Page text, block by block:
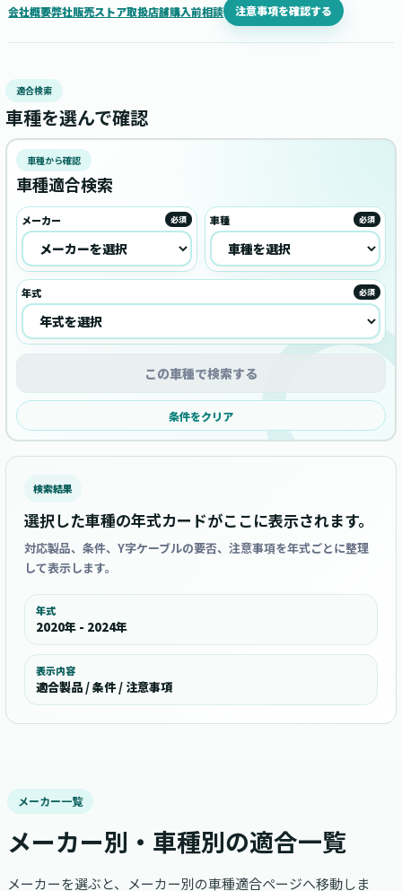
会社概要弊社販売ストア取扱店舗購入前相談 注意事項を確認する
適合検索
車種を選んで確認
車種から確認
車種適合検索
メーカー 必須 車種 必須
年式 必須
この車種で検索する
条件をクリア
検索結果
選択した車種の年式カードがここに表示されます。
対応製品、条件、Y字ケーブルの要否、注意事項を年式ごとに整理
して表示します。
年式
2020年 - 2024年
表示内容
適合製品 / 条件 / 注意事項
メーカー一覧
メーカー別・車種別の適合一覧
メーカーを選ぶと、メーカー別の車種適合ページへ移動しま